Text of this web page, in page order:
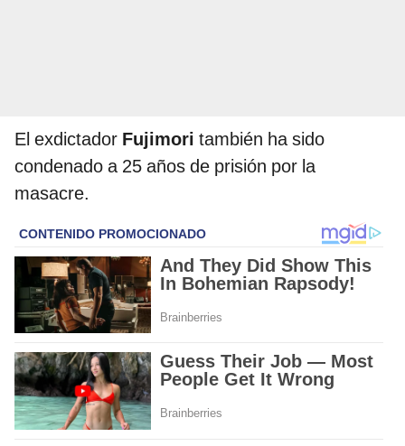
El exdictador Fujimori también ha sido
condenado a 25 años de prisión por la
masacre.